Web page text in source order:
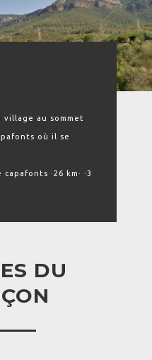
au sommet
où il se
·26 km· ·3
DU